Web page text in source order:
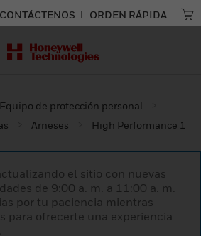
CONTÁCTENOS ORDEN RÁPIDA
Equipo de protección personal
Arneses High Performance 1
el sitio con nuevas
de 9:00 a. m. a 11:00 a. m.
por tu paciencia mientras
para ofrecerte una experiencia